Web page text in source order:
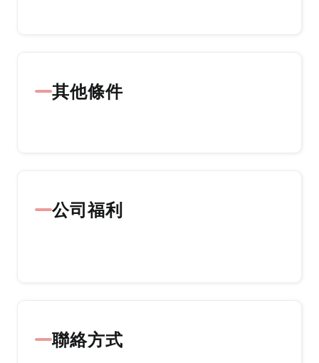
其他條件
公司福利
聯絡方式